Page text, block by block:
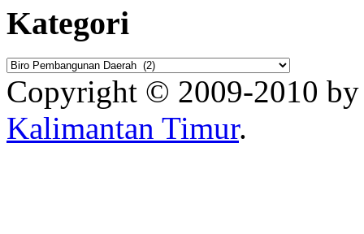
Kategori
Copyright © 2009-2010
Kalimantan Timur.